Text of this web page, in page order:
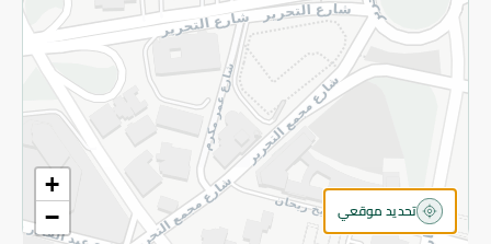
+
−
تحديد موقعي
©2026 - Spinneys | جميع الحقوق محفوظة